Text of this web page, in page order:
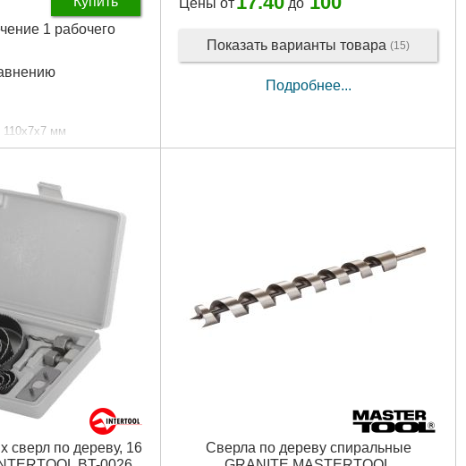
1 рабочего
110x7x7 мм
Цены от
до
Показать варианты товара (15)
Подробнее...
сверл по дереву, 16
Сверла по дереву спиральные